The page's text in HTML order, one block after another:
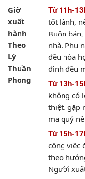
Giờ
xuất
hành
Theo
Lý
Thuần
Phong
Từ 11h-
tốt lành,
Buôn
nhà. Phụ
đều hòa
đình đều
Từ 13h-
không có
thiệt, gặp
ma quỷ
Từ 15h-
công việc
theo
Người